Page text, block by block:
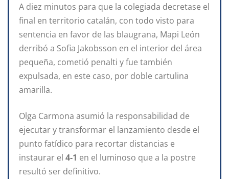
A diez minutos para que la colegiada decretase el
final en territorio catalán, con todo visto para
sentencia en favor de las blaugrana, Mapi León
derribó a Sofia Jakobsson en el interior del área
pequeña, cometió penalti y fue también
expulsada, en este caso, por doble cartulina
amarilla.
Olga Carmona asumió la responsabilidad de
ejecutar y transformar el lanzamiento desde el
punto fatídico para recortar distancias e
instaurar el 4-1 en el luminoso que a la postre
resultó ser definitivo.